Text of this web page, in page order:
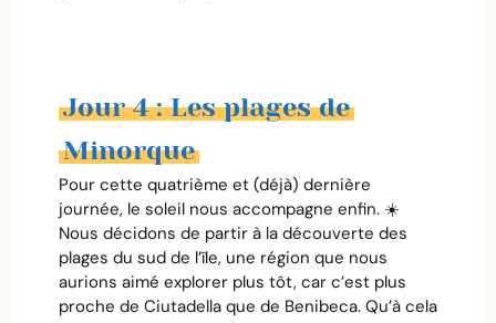
Jour 4 : Les plages de
Minorque
Pour cette quatrième et (déjà) dernière
journée, le soleil nous accompagne enfin. ☀️
Nous décidons de partir à la découverte des
plages du sud de l’île, une région que nous
aurions aimé explorer plus tôt, car c’est plus
proche de Ciutadella que de Benibeca. Qu’à cela